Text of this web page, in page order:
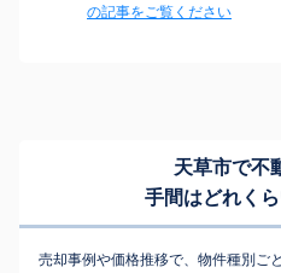
の記事をご覧ください
天草市で不
手間はどれく
売却事例や価格推移で、物件種別ご